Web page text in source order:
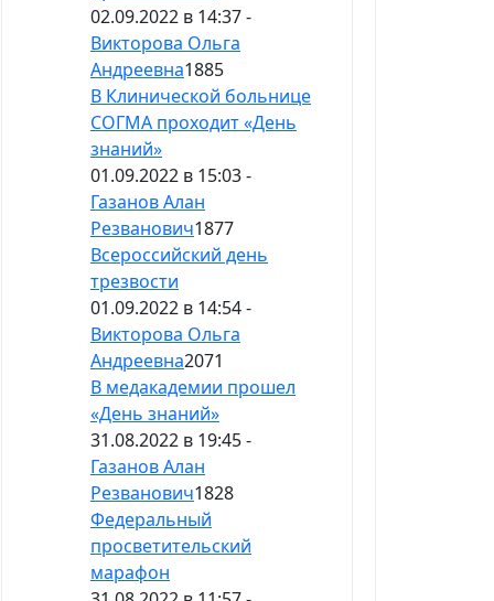
02.09.2022 в 14:37 -
Викторова Ольга
Андреевна1885
В Клинической больнице
СОГМА проходит «День
знаний»
01.09.2022 в 15:03 -
Газанов Алан
Резванович1877
Всероссийский день
трезвости
01.09.2022 в 14:54 -
Викторова Ольга
Андреевна2071
В медакадемии прошел
«День знаний»
31.08.2022 в 19:45 -
Газанов Алан
Резванович1828
Федеральный
просветительский
марафон